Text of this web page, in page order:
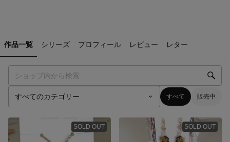
作品一覧 シリーズ プロフィール レビュー レター
すべて 販売中
SOLD OUT SOLD OUT